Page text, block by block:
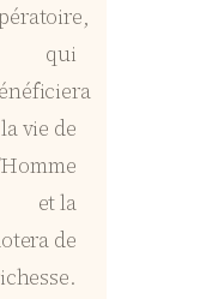
qui
vie de
et la
de